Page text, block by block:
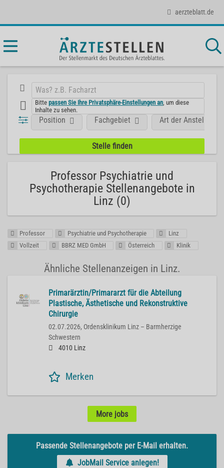
aerzteblatt.de
Bittepassen Sie Ihre Privatsphäre-Einstellungen an , um diese
Inhalte zu sehen.
Position Fachgebiet Art der Anstellung
Professor Psychiatrie und
Psychotherapie Stellenangebote in
Linz (0)
Professor Psychiatrie und Psychotherapie
Linz
Vollzeit
BBRZ MED GmbH Österreich Klinik
Ähnliche Stellenanzeigen in Linz.
Primarärztin/Primararzt für die Abteilung
Plastische, Ästhetische und Rekonstruktive
Chirurgie
02.07.2026, Ordensklinikum Linz – Barmherzige
Schwestern
4010 Linz
Merken
More jobs
Passende Stellenangebote per E-Mail erhalten.
JobMail Service anlegen!